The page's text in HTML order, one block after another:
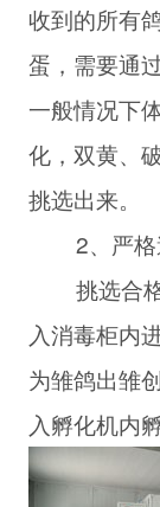
收到的所有
蛋，需要通
一般情况下
化，双黄、
挑选出来。
2、严格
挑选合格
入消毒柜内
为雏鸽出雏
入孵化机内孵